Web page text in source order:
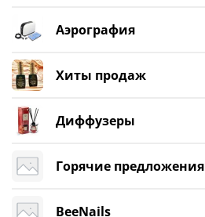
Аэрография
Хиты продаж
Диффузеры
Горячие предложения
BeeNails